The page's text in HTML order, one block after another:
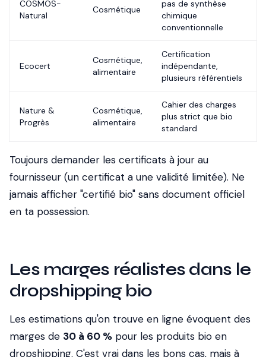
COSMOS-
Natural
Cosmétique
pas de synthèse
chimique
conventionnelle
Ecocert
Cosmétique,
alimentaire
Certification
indépendante,
plusieurs référentiels
Nature &
Progrès
Cosmétique,
alimentaire
Cahier des charges
plus strict que bio
standard
Toujours demander les certificats à jour au
fournisseur (un certificat a une validité limitée). Ne
jamais afficher "certifié bio" sans document officiel
en ta possession.
Les marges réalistes dans le
dropshipping bio
Les estimations qu'on trouve en ligne évoquent des
marges de 30 à 60 % pour les produits bio en
dropshipping. C'est vrai dans les bons cas, mais à